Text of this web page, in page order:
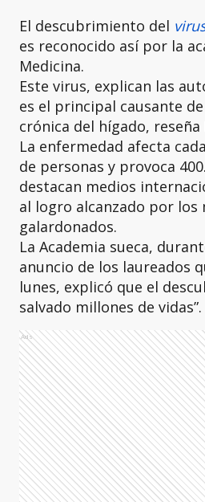
El descubrimiento del
es reconocido así por la
Medicina.
Este virus, explican las
es el principal causante
crónica del hígado, reseña
La enfermedad afecta
de personas y provoca
destacan medios
al logro alcanzado por los
galardonados.
La Academia sueca,
anuncio de los laureados
lunes, explicó que el
salvado millones de vidas”.
Ads